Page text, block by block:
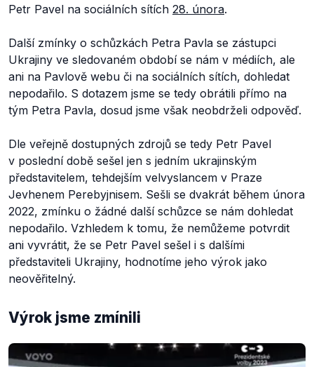
Petr Pavel na sociálních sítích 28. února.
Další zmínky o schůzkách Petra Pavla se zástupci
Ukrajiny ve sledovaném období se nám v médiích, ale
ani na Pavlově webu či na sociálních sítích, dohledat
nepodařilo. S dotazem jsme se tedy obrátili přímo na
tým Petra Pavla, dosud jsme však neobdrželi odpověď.
Dle veřejně dostupných zdrojů se tedy Petr Pavel
v poslední době sešel jen s jedním ukrajinským
představitelem, tehdejším velvyslancem v Praze
Jevhenem Perebyjnisem. Sešli se dvakrát během února
2022, zmínku o žádné další schůzce se nám dohledat
nepodařilo. Vzhledem k tomu, že nemůžeme potvrdit
ani vyvrátit, že se Petr Pavel sešel i s dalšími
představiteli Ukrajiny, hodnotíme jeho výrok jako
neověřitelný.
Výrok jsme zmínili